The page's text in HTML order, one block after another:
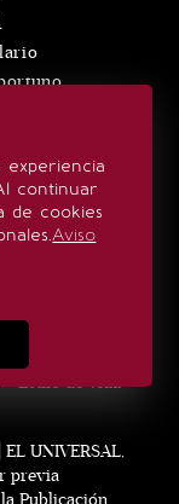
experiencia
continuar
de cookies
Aviso
Estilo de vida
UNIVERSAL,
previa
Publicación,